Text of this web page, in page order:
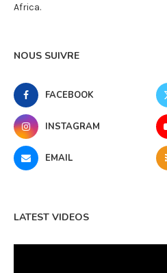
Africa.
NOUS SUIVRE
FACEBOOK
INSTAGRAM
EMAIL
LATEST VIDEOS